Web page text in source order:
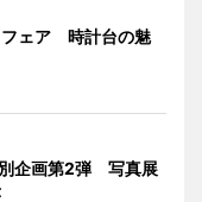
フェア 時計台の魅
企画第2弾 写真展